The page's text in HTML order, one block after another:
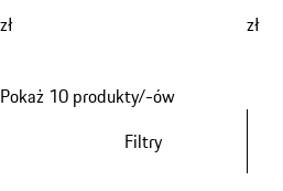
zł zł
Pokaż 10 produkty/-ów
Filtry